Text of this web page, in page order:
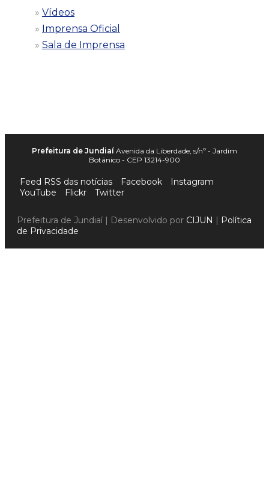
Vídeos
Imprensa Oficial
Sala de Imprensa
Prefeitura de Jundiaí Avenida da Liberdade, s/nº - Jardim
Botânico - CEP 13214-900
Feed RSS das notícias Facebook
Instagram
YouTube
Flickr Twitter
Prefeitura de Jundiaí | Desenvolvido por CIJUN | Política
de Privacidade